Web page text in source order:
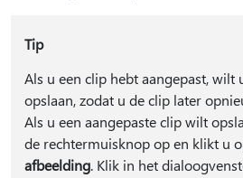
Tip
Als u een clip hebt aangepast, wilt
opslaan, zodat u de clip later
Als u een aangepaste clip wilt
de rechtermuisknop op en klikt u
afbeelding. Klik in het